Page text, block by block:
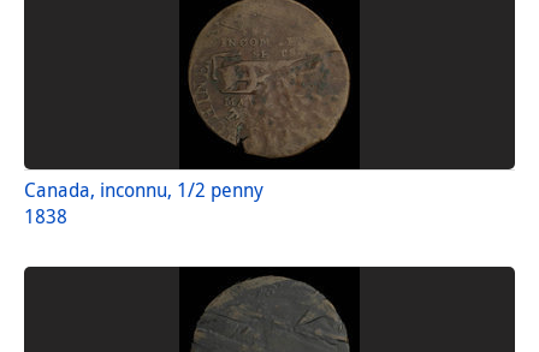
Canada, inconnu, 1/2 penny
1838